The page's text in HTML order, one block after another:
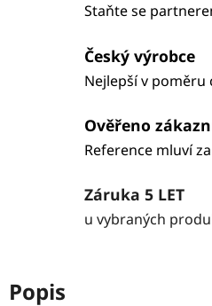
Staňte se
Český výrobce
Nejlepší v poměru
Ověřeno
Reference mluví
Záruka 5 LET
u vybraných
Popis